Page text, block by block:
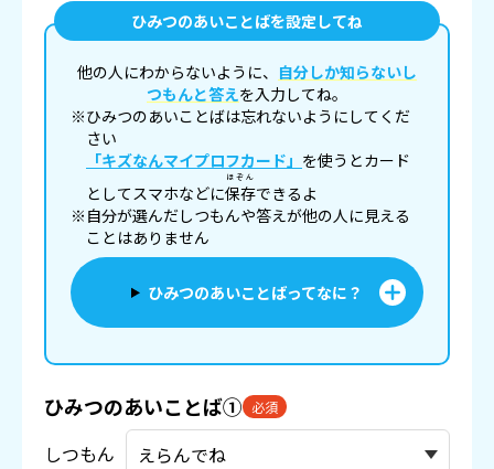
ひみつのあいことばを設定してね
他の人にわからないように、 自分しか知らないし
つもんと答えを入力してね。
※ひみつのあいことばは忘れないようにしてくだ
さい
「キズなんマイプロフカード」 を使うとカード
としてスマホなどに保存
ほぞん
できるよ
※自分が選んだしつもんや答えが他の人に見える
ことはありません
ひみつのあいことばってなに？
ひみつのあいことば① 必須
しつもん